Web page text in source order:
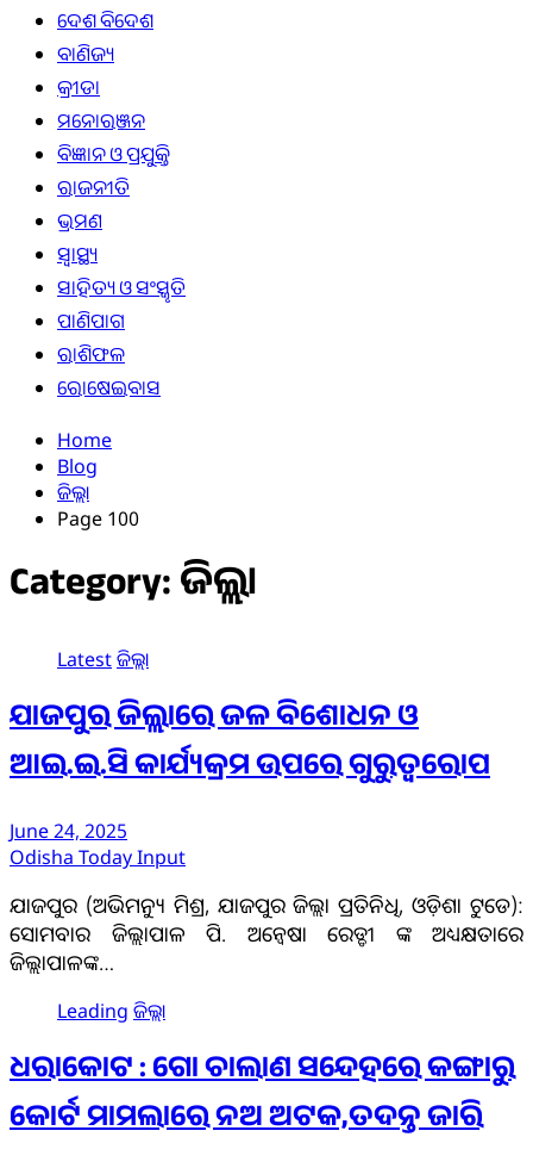
ଦେଶ ବିଦେଶ
ବାଣିଜ୍ୟ
କ୍ରୀଡା
ମନୋରଞ୍ଜନ
ବିଜ୍ଞାନ ଓ ପ୍ରଯୁକ୍ତି
ରାଜନୀତି
ଭ୍ରମଣ
ସ୍ୱାସ୍ଥ୍ୟ
ସାହିତ୍ୟ ଓ ସଂସ୍କୃତି
ପାଣିପାଗ
ରାଶିଫଳ
ରୋଷେଇବାସ
Home
Blog
ଜିଲ୍ଲା
Page 100
Category:ଜିଲ୍ଲା
Latestଜିଲ୍ଲା
ଯାଜପୁର ଜିଲ୍ଲାରେ ଜଳ ବିଶୋଧନ ଓ
ଆଇ.ଇ.ସି କାର୍ଯ୍ୟକ୍ରମ ଉପରେ ଗୁରୁତ୍ୱରୋପ
June 24, 2025
Odisha Today Input
ଯାଜପୁର (ଅଭିମନ୍ୟୁ ମିଶ୍ର, ଯାଜପୁର ଜିଲ୍ଲା ପ୍ରତିନିଧି, ଓଡ଼ିଶା ଟୁଡେ):
ସୋମବାର ଜିଲ୍ଲାପାଳ ପି. ଅନ୍ୱେଷା ରେଡ୍ଡୀ ଙ୍କ ଅଧ୍ୟକ୍ଷତାରେ
ଜିଲ୍ଲାପାଳଙ୍କ…
Leading ଜିଲ୍ଲା
ଧରାକୋଟ : ଗୋ ଚାଲାଣ ସନ୍ଦେହରେ କଙ୍ଗାରୁ
କୋର୍ଟ ମାମଲାରେ ନଅ ଅଟକ,ତଦନ୍ତ ଜାରି